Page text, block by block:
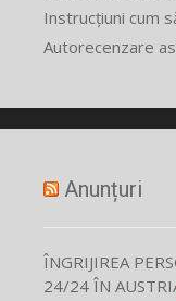
Instrucțiuni cum
Autorecenzare
Anunțuri
ÎNGRIJIREA
24/24 ÎN